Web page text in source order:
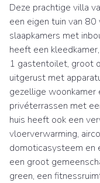
Deze prachtige villa
een eigen tuin van
slaapkamers met
heeft een
1 gastentoilet, groot
uitgerust met
gezellige
privéterrassen met
huis heeft ook een
vloerverwarming,
domoticasysteem en
een groot
green, een